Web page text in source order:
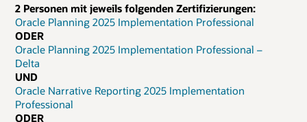
2 Personen mit jeweils folgenden Zertifizierungen:
Oracle Planning 2025 Implementation Professional
ODER
Oracle Planning 2025 Implementation Professional –
Delta
UND
Oracle Narrative Reporting 2025 Implementation
Professional
ODER